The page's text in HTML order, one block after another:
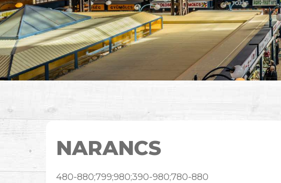
NARANCS
480-880;799;980;390-980;780-880